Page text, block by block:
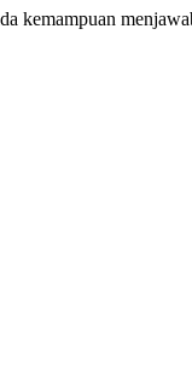
kemampuan